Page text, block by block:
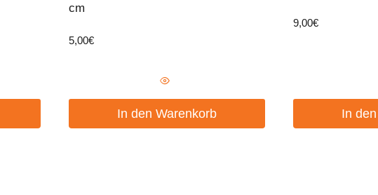
cm
5,00€
In den Warenkorb
9,00€
In